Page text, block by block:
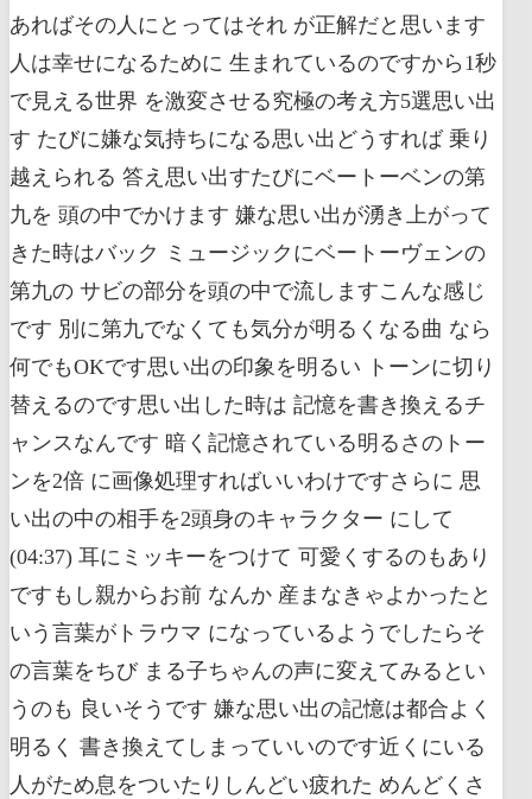
あればその人にとってはそれ が正解だと思います
人は幸せになるために 生まれているのですから1秒
で見える世界 を激変させる究極の考え方5選思い出
す たびに嫌な気持ちになる思い出どうすれば 乗り
越えられる 答え思い出すたびにベートーベンの第
九を 頭の中でかけます 嫌な思い出が湧き上がって
きた時はバック ミュージックにベートーヴェンの
第九の サビの部分を頭の中で流しますこんな感じ
です 別に第九でなくても気分が明るくなる曲 なら
何でもOKです思い出の印象を明るい トーンに切り
替えるのです思い出した時は 記憶を書き換えるチ
ャンスなんです 暗く記憶されている明るさのトー
ンを2倍 に画像処理すればいいわけですさらに 思
い出の中の相手を2頭身のキャラクター にして
(04:37) 耳にミッキーをつけて 可愛くするのもあり
ですもし親からお前 なんか 産まなきゃよかったと
いう言葉がトラウマ になっているようでしたらそ
の言葉をちび まる子ちゃんの声に変えてみるとい
うのも 良いそうです 嫌な思い出の記憶は都合よく
明るく 書き換えてしまっていいのです近くにいる
人がため息をついたりしんどい疲れた めんどくさ